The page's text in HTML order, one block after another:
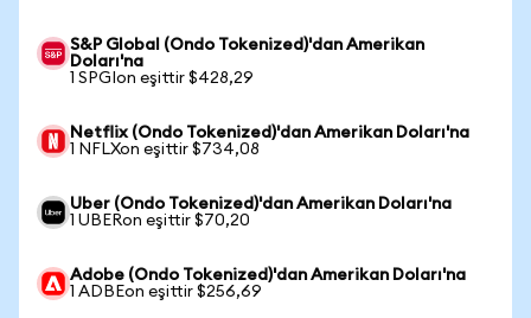
S&P Global (Ondo Tokenized)'dan Amerikan
Doları'na
1 SPGIon eşittir $428,29
Netflix (Ondo Tokenized)'dan Amerikan Doları'na
1 NFLXon eşittir $734,08
Uber (Ondo Tokenized)'dan Amerikan Doları'na
1 UBERon eşittir $70,20
Adobe (Ondo Tokenized)'dan Amerikan Doları'na
1 ADBEon eşittir $256,69